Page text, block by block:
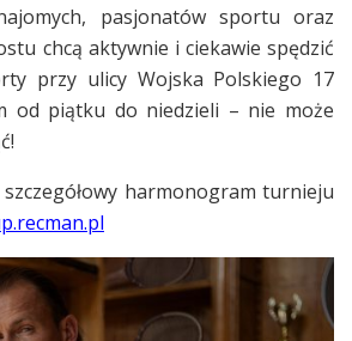
pasjonatów sportu oraz
chcą aktywnie i ciekawie spędzić
przy ulicy Wojska Polskiego 17
od piątku do niedzieli – nie może
harmonogram turnieju